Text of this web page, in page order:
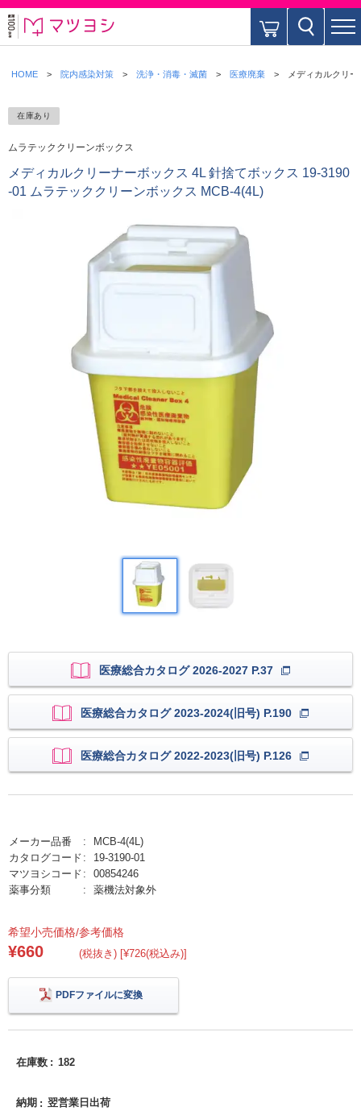
HOME 院内感染対策 洗浄・消毒・滅菌 医療廃棄 メディカルクリ
在庫あり
ムラテッククリーンボックス
メディカルクリーナーボックス 4L 針捨てボックス 19-3190
-01 ムラテッククリーンボックス MCB-4(4L)
医療総合カタログ 2026-2027 P.37
医療総合カタログ 2023-2024(旧号) P.190
医療総合カタログ 2022-2023(旧号) P.126
メーカー品番
MCB-4(4L)
カタログコード
19-3190-01
マツヨシコード
00854246
薬事分類
薬機法対象外
希望小売価格/参考価格
¥660 (税抜き) [¥726(税込み)]
PDFファイルに変換
在庫数 182
納期 翌営業日出荷